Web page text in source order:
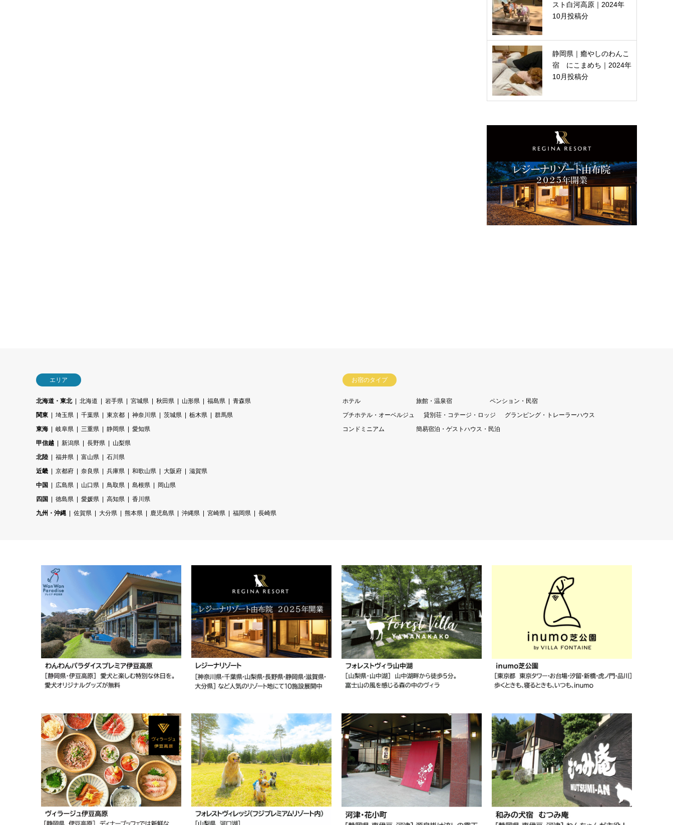
スト白河高原｜2024年
10月投稿分
静岡県｜癒やしのわんこ
宿 にこまめち｜2024年
10月投稿分
エリア
北海道・東北 北海道 岩手県 宮城県 秋田県 山形県 福島県
青森県
関東
埼玉県 千葉県 東京都 神奈川県 茨城県 栃木県
群馬県
東海
岐阜県 三重県 静岡県
愛知県
甲信越
新潟県 長野県
山梨県
北陸
福井県 富山県
石川県
近畿
京都府 奈良県 兵庫県 和歌山県 大阪府
滋賀県
中国
広島県 山口県 鳥取県 島根県
岡山県
四国
徳島県 愛媛県 高知県
香川県
九州・沖縄
佐賀県 大分県 熊本県 鹿児島県 沖縄県 宮崎県 福岡県 長崎県
お宿のタイプ
ホテル 旅館・温泉宿
ペンション・民宿
プチホテル・オーベルジュ
貸別荘・コテージ・ロッジ
グランピング・トレーラーハウス
コンドミニアム
簡易宿泊・ゲストハウス・民泊